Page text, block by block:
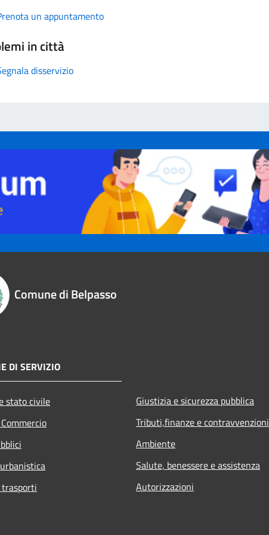
un appuntamento
in città
disservizio
Comune di Belpasso
DI SERVIZIO
stato civile
Giustizia e sicurezza pubblica
Tributi,finanze e contravvenzioni
Ambiente
Salute, benessere e assistenza
Autorizzazioni